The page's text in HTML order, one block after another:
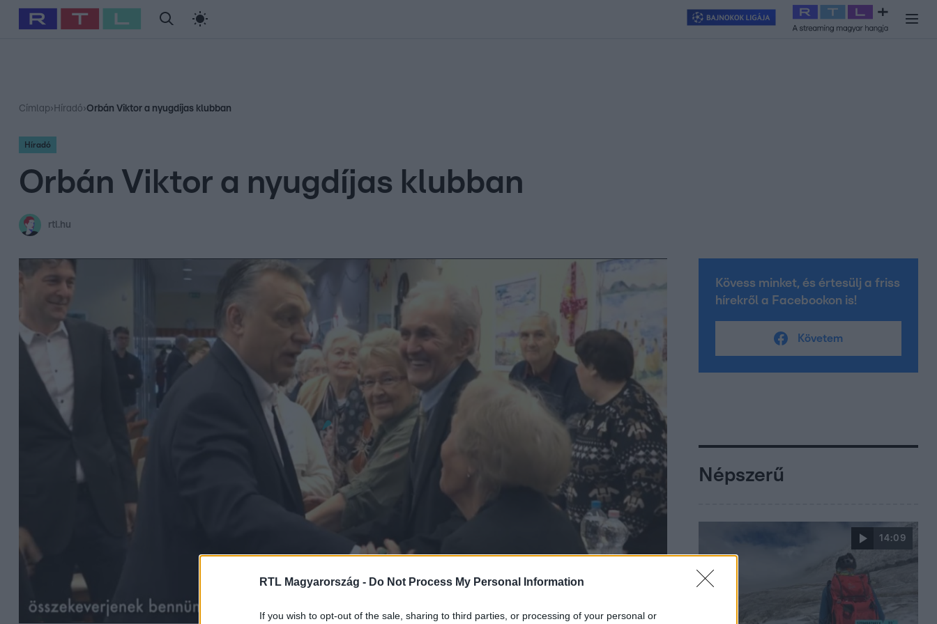
RTL Magyarország - Do Not Process My Personal Information
If you wish to opt-out of the sale, sharing to third parties, or processing of your personal or
Babits Marcella Szellő István Most Wanted Exek csatája 2026 Celeb vagyok, ments ki innen
Címlap› Híradó›Orbán Viktor a nyugdíjas klubban
Híradó
Orbán Viktor a nyugdíjas klubban
rtl.hu
Kövess minket, és értesülj a friss
hírekről a Facebookon is!
Követem
Népszerű
14:09